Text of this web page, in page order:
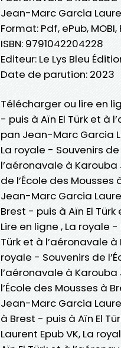
Jean-Marc Garcia
Format: Pdf, ePub, MOBI,
ISBN: 9791042204228
Editeur: Le Lys Bleu
Date de parution: 2023
Télécharger ou lire en
- puis à Aïn El Türk et à
pan Jean-Marc Garcia
La royale - Souvenirs de
l’aéronavale à
de l’École des
Jean-Marc Garcia
Brest - puis à Aïn El
Lire en ligne , La royale
Türk et à l’aéronavale
royale - Souvenirs de
l’aéronavale à
l’École des Mousses à
Jean-Marc Garcia
à Brest - puis à Aïn El
Laurent Epub VK, La